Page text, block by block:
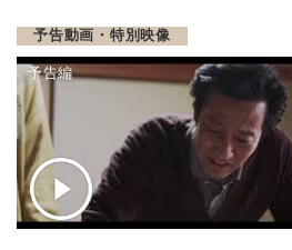
予告動画・特別映像
予告編